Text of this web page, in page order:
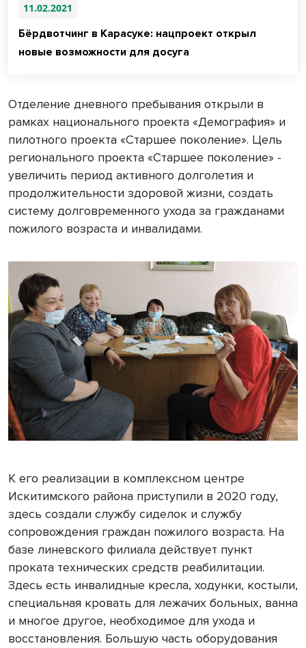
11.02.2021
Бёрдвотчинг в Карасуке: нацпроект открыл
новые возможности для досуга
Отделение дневного пребывания открыли в
рамках национального проекта «Демография» и
пилотного проекта «Старшее поколение». Цель
регионального проекта «Старшее поколение» -
увеличить период активного долголетия и
продолжительности здоровой жизни, создать
систему долговременного ухода за гражданами
пожилого возраста и инвалидами.
К его реализации в комплексном центре
Искитимского района приступили в 2020 году,
здесь создали службу сиделок и службу
сопровождения граждан пожилого возраста. На
базе линевского филиала действует пункт
проката технических средств реабилитации.
Здесь есть инвалидные кресла, ходунки, костыли,
специальная кровать для лежачих больных, ванна
и многое другое, необходимое для ухода и
восстановления. Большую часть оборудования